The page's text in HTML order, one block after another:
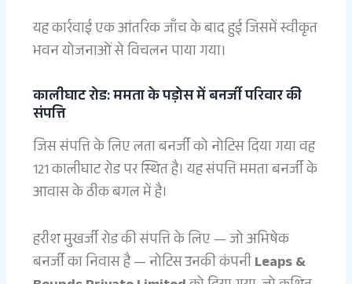
यह कार्रवाई एक आंतरिक जाँच के बाद हुई जिसमें स्वीकृत
भवन योजनाओं से विचलन पाया गया।
कालीघाट रोड: ममता के पड़ोस में बनर्जी परिवार की
संपत्ति
जिस संपत्ति के लिए लता बनर्जी को नोटिस दिया गया वह
121 कालीघाट रोड पर स्थित है। यह संपत्ति ममता बनर्जी के
आवास के ठीक बगल में है।
हरीश मुखर्जी रोड की संपत्ति के लिए — जो अभिषेक
बनर्जी का निवास है — नोटिस उनकी कंपनीLeaps &